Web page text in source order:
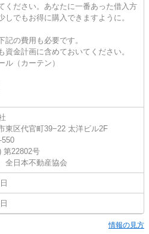
ください。あなたに一番あった借入方
しでもお得に購入できますように。
の費用も必要です。
資金計画に含めておいてください。
ル（カーテン）
東区代官町39−22 太洋ビル2F
550
第22802号
日本不動産協会
情報の見方